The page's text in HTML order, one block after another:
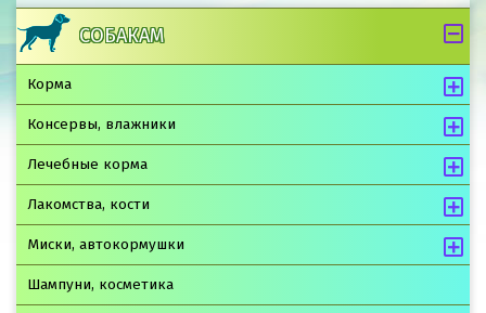
СОБАКАМ
Корма
Консервы, влажники
Лечебные корма
Лакомства, кости
Миски, автокормушки
Шампуни, косметика